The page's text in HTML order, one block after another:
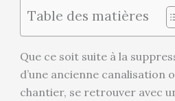
Table des matières
Que ce soit suite à la
d’une ancienne canalisation
chantier, se retrouver avec